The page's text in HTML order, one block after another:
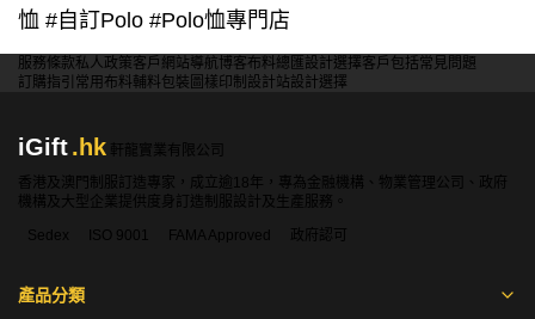
恤 # 自訂Polo #Polo恤專門店
服務條款私人政策客戶 網站導航博客布料總匯設計選擇客戶包括常見問題
訂購指引 常用布料輔料包裝 圖樣印制 設計站設計選擇
iGift.hk
軒龍實業有限公司
香港及澳門制服訂造專家，成立逾18年，專為金融機構、物業管理公司、政府
機構及大型企業提供度身訂造制服設計及生產服務。
Sedex
ISO 9001 FAMA Approved 政府認可
產品分類